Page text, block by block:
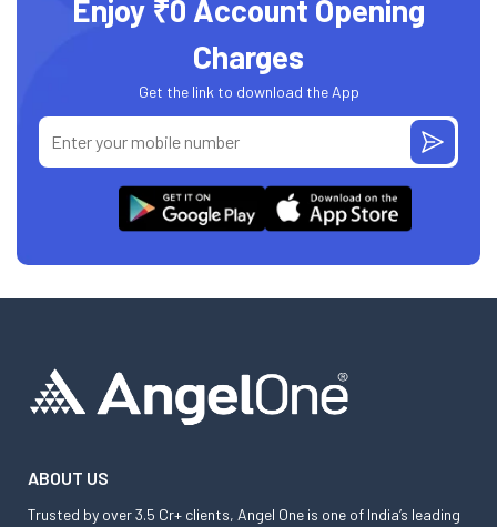
Enjoy ₹0 Account Opening
Charges
Get the link to download the App
ABOUT US
Trusted by over 3.5 Cr+ clients, Angel One is one of India’s leading